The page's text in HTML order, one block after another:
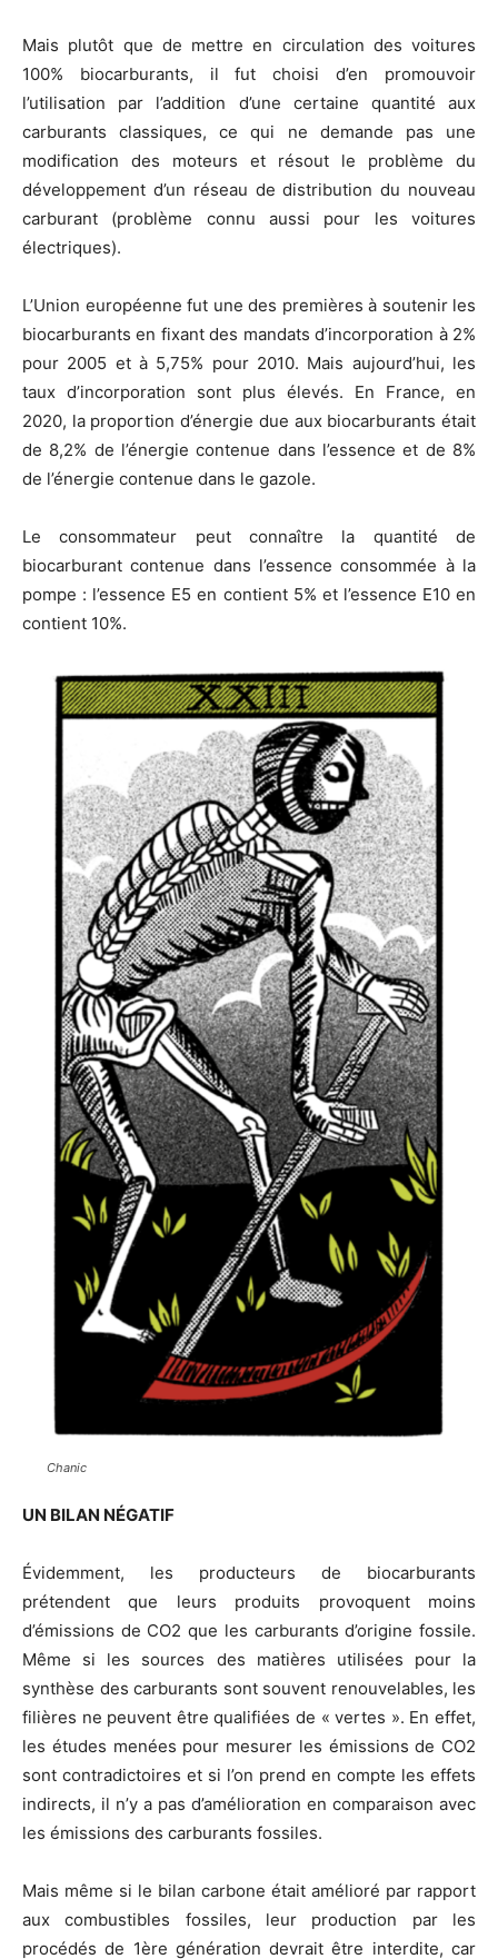
Mais plutôt que de mettre en circulation des voitures
100% biocarburants, il fut choisi d’en promouvoir
l’utilisation par l’addition d’une certaine quantité aux
carburants classiques, ce qui ne demande pas une
modification des moteurs et résout le problème du
développement d’un réseau de distribution du nouveau
carburant (problème connu aussi pour les voitures
électriques).
L’Union européenne fut une des premières à soutenir les
biocarburants en fixant des mandats d’incorporation à 2%
pour 2005 et à 5,75% pour 2010. Mais aujourd’hui, les
taux d’incorporation sont plus élevés. En France, en
2020, la proportion d’énergie due aux biocarburants était
de 8,2% de l’énergie contenue dans l’essence et de 8%
de l’énergie contenue dans le gazole.
Le consommateur peut connaître la quantité de
biocarburant contenue dans l’essence consommée à la
pompe : l’essence E5 en contient 5% et l’essence E10 en
contient 10%.
Chanic
UN BILAN NÉGATIF
Évidemment, les producteurs de biocarburants
prétendent que leurs produits provoquent moins
d’émissions de CO2 que les carburants d’origine fossile.
Même si les sources des matières utilisées pour la
synthèse des carburants sont souvent renouvelables, les
filières ne peuvent être qualifiées de « vertes ». En effet,
les études menées pour mesurer les émissions de CO2
sont contradictoires et si l’on prend en compte les effets
indirects, il n’y a pas d’amélioration en comparaison avec
les émissions des carburants fossiles.
Mais même si le bilan carbone était amélioré par rapport
aux combustibles fossiles, leur production par les
procédés de 1ère génération devrait être interdite, car